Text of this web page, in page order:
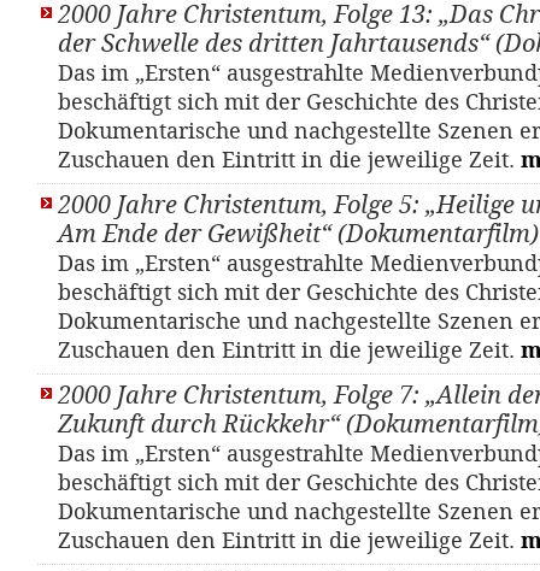
2000 Jahre Christentum, Folge 13: „Das
der Schwelle des dritten Jahrtausends“
Das im „Ersten“ ausgestrahlte
beschäftigt sich mit der Geschichte des
Dokumentarische und nachgestellte Szenen
Zuschauen den Eintritt in die jeweilige Zeit.
2000 Jahre Christentum, Folge 5: „Heilige
Am Ende der Gewißheit“ (Dokumentarfilm)
Das im „Ersten“ ausgestrahlte
beschäftigt sich mit der Geschichte des
Dokumentarische und nachgestellte Szenen
Zuschauen den Eintritt in die jeweilige Zeit.
2000 Jahre Christentum, Folge 7: „Allein
Zukunft durch Rückkehr“
Das im „Ersten“ ausgestrahlte
beschäftigt sich mit der Geschichte des
Dokumentarische und nachgestellte Szenen
Zuschauen den Eintritt in die jeweilige Zeit.